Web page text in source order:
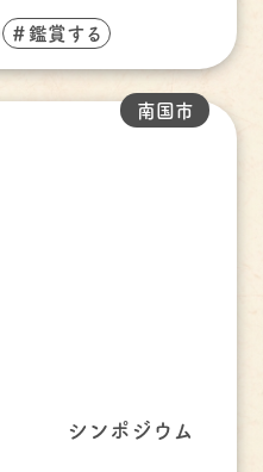
＃鑑賞する
ジウム
南国市